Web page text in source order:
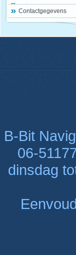
Contactgegevens
B-Bit
06-
dinsdag